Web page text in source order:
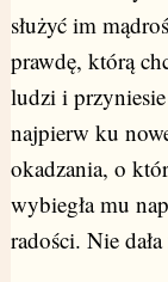
służyć im
prawdę, którą
ludzi i
najpierw ku
okadzania, o
wybiegła mu
radości. Nie